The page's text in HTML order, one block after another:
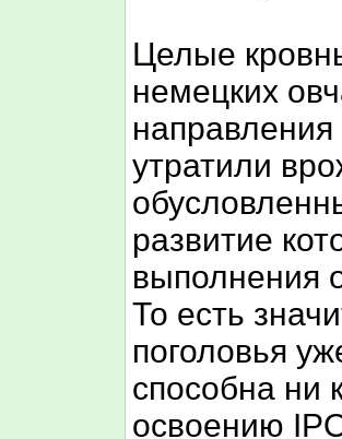
Целые
немецких
направления
утратили
развитие
выполнения
То есть
поголовья
способна ни
освоению